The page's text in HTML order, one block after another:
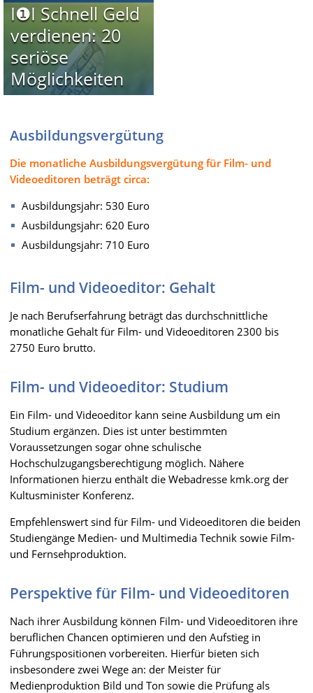
I❶I Schnell Geld
verdienen: 20
seriöse
Möglichkeiten
Ausbildungsvergütung
Die monatliche Ausbildungsvergütung für Film- und
Videoeditoren beträgt circa:
Ausbildungsjahr: 530 Euro
Ausbildungsjahr: 620 Euro
Ausbildungsjahr: 710 Euro
Film- und Videoeditor: Gehalt
Je nach Berufserfahrung beträgt das durchschnittliche
monatliche Gehalt für Film- und Videoeditoren 2300 bis
2750 Euro brutto.
Film- und Videoeditor: Studium
Ein Film- und Videoeditor kann seine Ausbildung um ein
Studium ergänzen. Dies ist unter bestimmten
Voraussetzungen sogar ohne schulische
Hochschulzugangsberechtigung möglich. Nähere
Informationen hierzu enthält die Webadresse kmk.org der
Kultusminister Konferenz.
Empfehlenswert sind für Film- und Videoeditoren die beiden
Studiengänge Medien- und Multimedia Technik sowie Film-
und Fernsehproduktion.
Perspektive für Film- und Videoeditoren
Nach ihrer Ausbildung können Film- und Videoeditoren ihre
beruflichen Chancen optimieren und den Aufstieg in
Führungspositionen vorbereiten. Hierfür bieten sich
insbesondere zwei Wege an: der Meister für
Medienproduktion Bild und Ton sowie die Prüfung als